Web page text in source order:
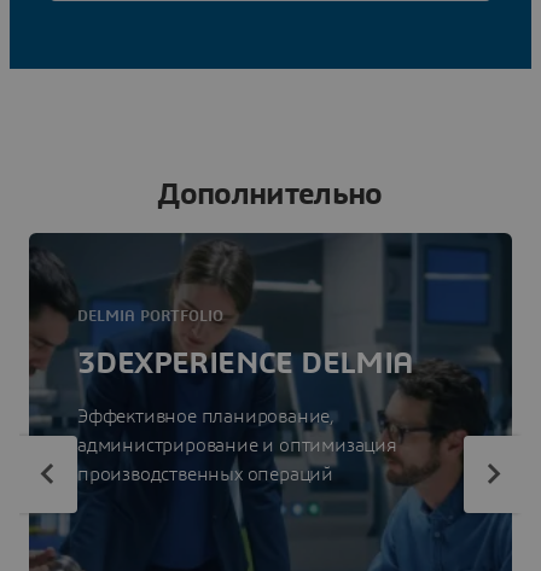
Дополнительно
DELMIA PORTFOLIO
3DEXPERIENCE DELMIA
Эффективное планирование,
администрирование и оптимизация
производственных операций